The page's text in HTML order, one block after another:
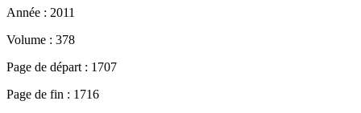
Année : 2011
Volume : 378
Page de départ : 1707
Page de fin : 1716